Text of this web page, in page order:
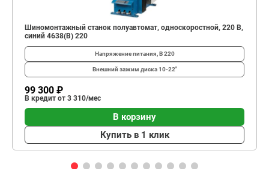
Шиномонтажный станок полуавтомат, односкоростной, 220 В,
синий 4638(B) 220
Напряжение питания, В220
Внешний зажим диска10-22"
99 300 ₽
В кредит от 3 310/мес
В корзину
Купить в 1 клик